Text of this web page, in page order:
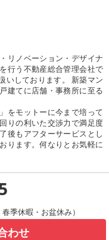
リノベーション・デザイナ
行う不動産総合管理会社で
いしております。 新築マン
建てに店舗・事務所に至る
をモットーに今まで培って
りの利いた交渉力で満足度
後もアフターサービスとし
ります。何なりとお気軽に
季休暇・お盆休み）
わせ